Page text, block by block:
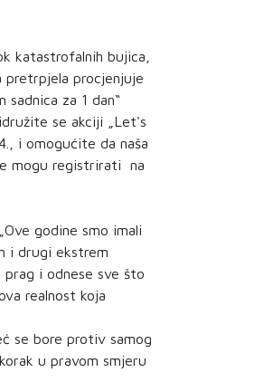
katastrofalnih bujica,
pretrpjela procjenjuje
za 1 dan“
se akciji „Let's
i omogućite da naša
mogu registrirati na
godine smo imali
i drugi ekstrem
prag i odnese sve što
realnost koja
se bore protiv samog
u pravom smjeru